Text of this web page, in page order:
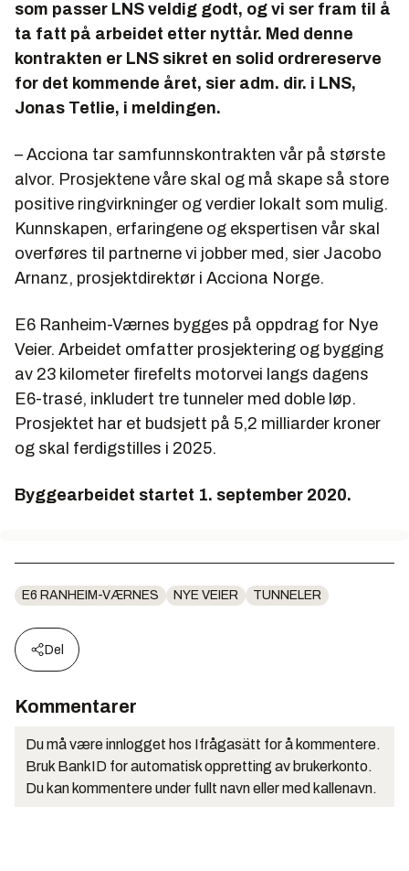
som passer LNS veldig godt, og vi ser fram til å
ta fatt på arbeidet etter nyttår. Med denne
kontrakten er LNS sikret en solid ordrereserve
for det kommende året, sier adm. dir. i LNS,
Jonas Tetlie, i meldingen.
– Acciona tar samfunnskontrakten vår på største
alvor. Prosjektene våre skal og må skape så store
positive ringvirkninger og verdier lokalt som mulig.
Kunnskapen, erfaringene og ekspertisen vår skal
overføres til partnerne vi jobber med, sier Jacobo
Arnanz, prosjektdirektør i Acciona Norge.
E6 Ranheim-Værnes bygges på oppdrag for Nye
Veier. Arbeidet omfatter prosjektering og bygging
av 23 kilometer firefelts motorvei langs dagens
E6-trasé, inkludert tre tunneler med doble løp.
Prosjektet har et budsjett på 5,2 milliarder kroner
og skal ferdigstilles i 2025.
Byggearbeidet startet 1. september 2020.
E6 RANHEIM-VÆRNES NYE VEIER TUNNELER
Del
Kommentarer
Du må være innlogget hos Ifrågasätt for å kommentere.
Bruk BankID for automatisk oppretting av brukerkonto.
Du kan kommentere under fullt navn eller med kallenavn.